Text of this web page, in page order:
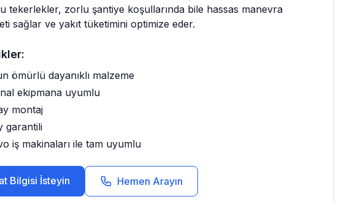
tekerlekler, zorlu şantiye koşullarında bile hassas manevra
sağlar ve yakıt tüketimini optimize eder.
ömürlü dayanıklı malzeme
ekipmana uyumlu
montaj
garantili
iş makinaları ile tam uyumlu
Bilgisi İsteyin Hemen Arayın